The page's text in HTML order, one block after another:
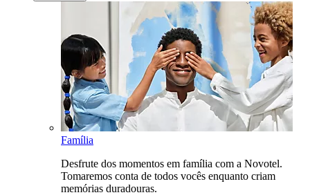
Família
Desfrute dos momentos em família com a Novotel.
Tomaremos conta de todos vocês enquanto criam
memórias duradouras.